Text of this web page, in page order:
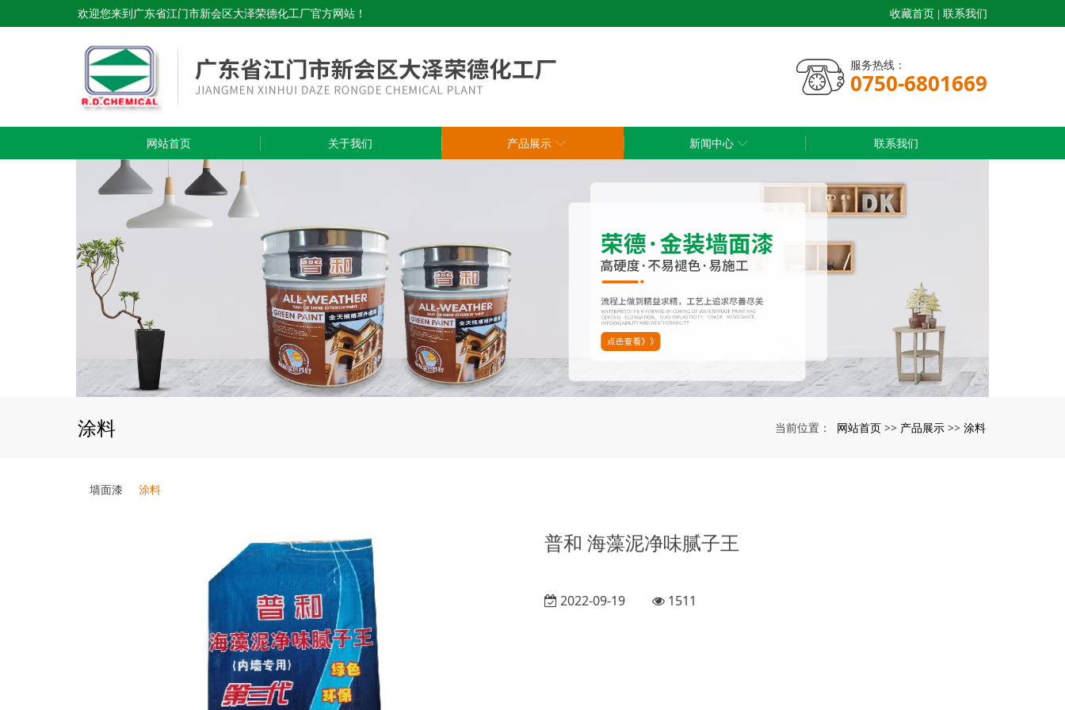
欢迎您来到广东省江门市新会区大泽荣德化工厂官方网站！ 收藏首页 联系我们
服务热线：
0750-6801669
网站首页 关于我们 产品展示 新闻中心 联系我们
涂料 当前位置： 网站首页 >> 产品展示 >> 涂料
墙面漆 涂料
普和 海藻泥净味腻子王
2022-09-19 1511